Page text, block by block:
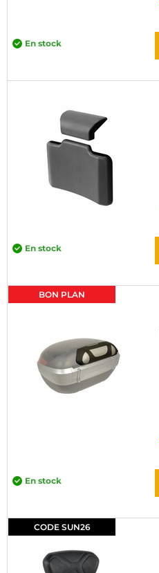
En stock
En stock
BON PLAN
En stock
CODE SUN26